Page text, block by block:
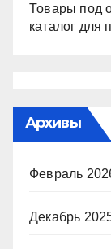
Товары под
каталог для
Архивы
Февраль
Декабрь